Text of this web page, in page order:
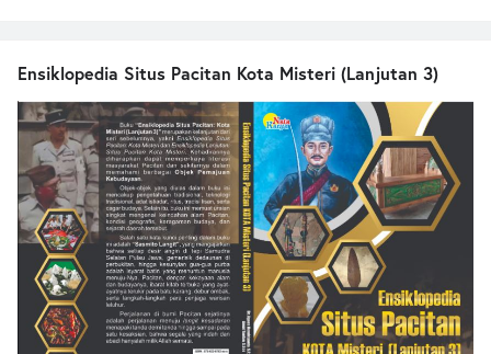
Ensiklopedia Situs Pacitan Kota Misteri (Lanjutan 3)